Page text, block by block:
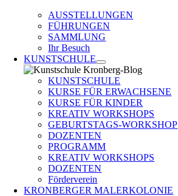
AUSSTELLUNGEN
FÜHRUNGEN
SAMMLUNG
Ihr Besuch
KUNSTSCHULE
KUNSTSCHULE
KURSE FÜR ERWACHSENE
KURSE FÜR KINDER
KREATIV WORKSHOPS
GEBURTSTAGS-WORKSHOP
DOZENTEN
PROGRAMM
KREATIV WORKSHOPS
DOZENTEN
Förderverein
KRONBERGER MALERKOLONIE